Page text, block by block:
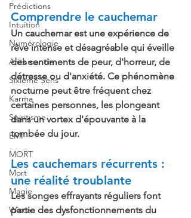
Prédictions
Intuition
Numérologie
Arithmancie
Sixième Sens
Karma
Spiritisme
EMI
MORT
Mort
Magie
Wicca
Comprendre le cauchemar
Un cauchemar est une expérience de
rêve intense et désagréable qui éveille
des sentiments de peur, d'horreur, de
détresse ou d'anxiété. Ce phénomène
nocturne peut être fréquent chez
certaines personnes, les plongeant
dans un vortex d'épouvante à la
tombée du jour.
Les cauchemars récurrents :
une réalité troublante
Les songes effrayants réguliers font
partie des dysfonctionnements du